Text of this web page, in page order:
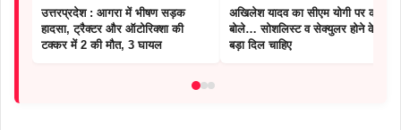
उत्तरप्रदेश : आगरा में भीषण सड़क
हादसा, ट्रैक्टर और ऑटोरिक्शा की
टक्कर में 2 की मौत, 3 घायल
अखिलेश यादव का सीएम योगी पर कटाक्ष,
बोले… सोशलिस्ट व सेक्युलर होने के लिए
बड़ा दिल चाहिए